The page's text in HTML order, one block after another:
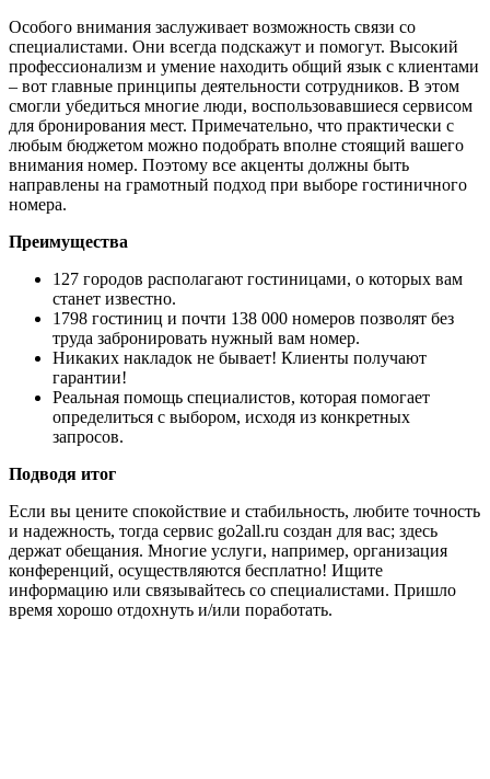
Особого внимания заслуживает возможность связи со
специалистами. Они всегда подскажут и помогут. Высокий
профессионализм и умение находить общий язык с клиентами
– вот главные принципы деятельности сотрудников. В этом
смогли убедиться многие люди, воспользовавшиеся сервисом
для бронирования мест. Примечательно, что практически с
любым бюджетом можно подобрать вполне стоящий вашего
внимания номер. Поэтому все акценты должны быть
направлены на грамотный подход при выборе гостиничного
номера.
Преимущества
127 городов располагают гостиницами, о которых вам
станет известно.
1798 гостиниц и почти 138 000 номеров позволят без
труда забронировать нужный вам номер.
Никаких накладок не бывает! Клиенты получают
гарантии!
Реальная помощь специалистов, которая помогает
определиться с выбором, исходя из конкретных
запросов.
Подводя итог
Если вы цените спокойствие и стабильность, любите точность
и надежность, тогда сервис go2all.ru создан для вас; здесь
держат обещания. Многие услуги, например, организация
конференций, осуществляются бесплатно! Ищите
информацию или связывайтесь со специалистами. Пришло
время хорошо отдохнуть и/или поработать.